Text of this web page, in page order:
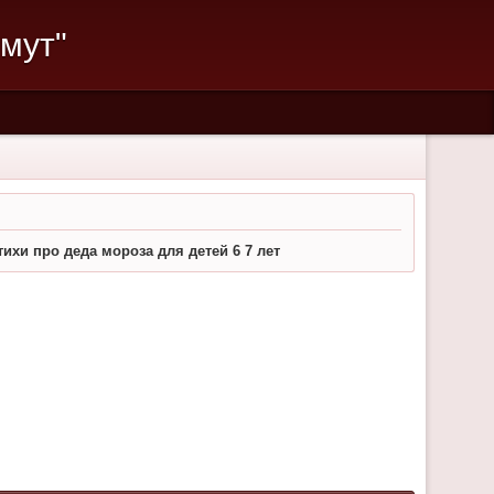
про деда мороза для детей 6 7 лет